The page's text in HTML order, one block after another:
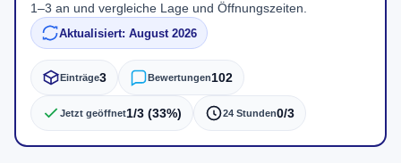
1–3 an und vergleiche Lage und Öffnungszeiten.
Aktualisiert: August 2026
Einträge3 Bewertungen102
Jetzt geöffnet1/3 (33%) 24 Stunden0/3